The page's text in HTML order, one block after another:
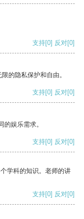
支持[0] 反对[0]
的隐私保护和自由。
支持[0] 反对[0]
娱乐需求。
支持[0] 反对[0]
学科的知识。老师的讲
支持[0] 反对[0]